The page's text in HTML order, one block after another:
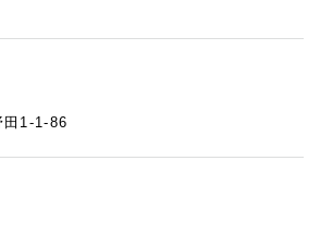
田1-1-86